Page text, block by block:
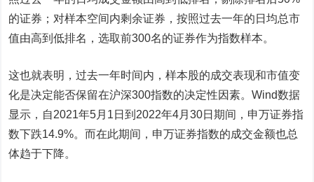
的证券；对样本空间内剩余证券，按照过去一年的日均总市
值由高到低排名，选取前300名的证券作为指数样本。
这也就表明，过去一年时间内，样本股的成交表现和市值变
化是决定能否保留在沪深300指数的决定性因素。Wind数据
显示，自2021年5月1日到2022年4月30日期间，申万证券指
数下跌14.9%。而在此期间，申万证券指数的成交金额也总
体趋于下降。